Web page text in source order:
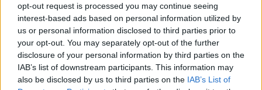
opt-out request is processed you may continue seeing
interest-based ads based on personal information utilized by
us or personal information disclosed to third parties prior to
your opt-out. You may separately opt-out of the further
disclosure of your personal information by third parties on the
IAB’s list of downstream participants. This information may
also be disclosed by us to third parties on the IAB’s List of